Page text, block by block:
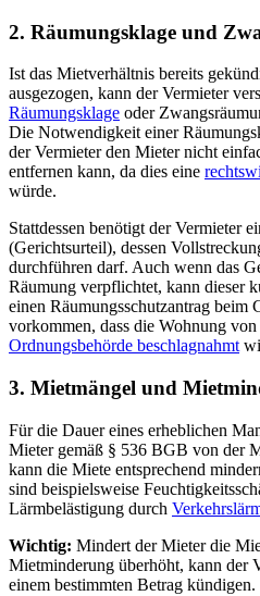
2. Räumungsklage und
Ist das Mietverhältnis bereits
ausgezogen, kann der Vermieter
Räumungsklage oder
Die Notwendigkeit einer
der Vermieter den Mieter nicht
entfernen kann, da dies eine
würde.
Stattdessen benötigt der Vermieter
(Gerichtsurteil), dessen
durchführen darf. Auch wenn das
Räumung verpflichtet, kann dieser
einen Räumungsschutzantrag beim
vorkommen, dass die Wohnung von
Ordnungsbehörde beschlagnahmt
3. Mietmängel und
Für die Dauer eines erheblichen
Mieter gemäß § 536 BGB von der
kann die Miete entsprechend
sind beispielsweise
Lärmbelästigung durch
Wichtig: Mindert der Mieter die
Mietminderung überhöht, kann der
einem bestimmten Betrag kündigen.